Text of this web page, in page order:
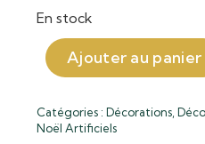
En stock
Ajouter au panier
Catégories : Décorations
Noël Artificiels